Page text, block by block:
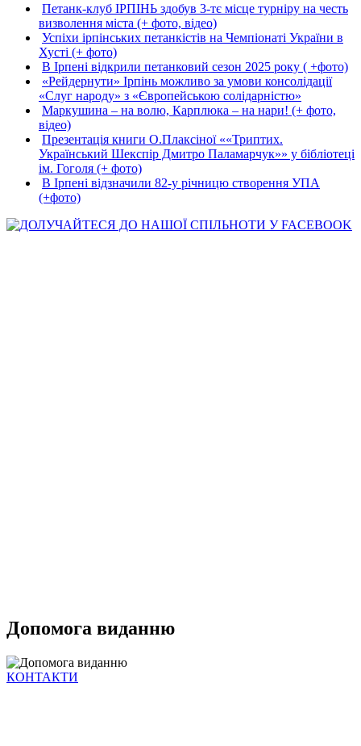
Петанк-клуб ІРПІНЬ здобув 3-тє місце турніру на честь
визволення міста (+ фото, відео)
Успіхи ірпінських петанкістів на Чемпіонаті України в
Хусті (+ фото)
В Ірпені відкрили петанковий сезон 2025 року ( +фото)
«Рейдернути» Ірпінь можливо за умови консолідації
«Слуг народу» з «Європейською солідарністю»
Маркушина – на волю, Карплюка – на нари! (+ фото,
відео)
Презентація книги О.Плаксіної ««Триптих.
Український Шекспір Дмитро Паламарчук»» у бібліотеці
ім. Гоголя (+ фото)
В Ірпені відзначили 82-у річницю створення УПА
(+фото)
Допомога виданню
КОНТАКТИ